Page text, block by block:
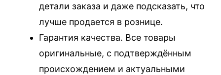
детали заказа и даже подсказать, что
лучше продается в рознице.
Гарантия качества. Все товары
оригинальные, с подтверждённым
происхождением и актуальными